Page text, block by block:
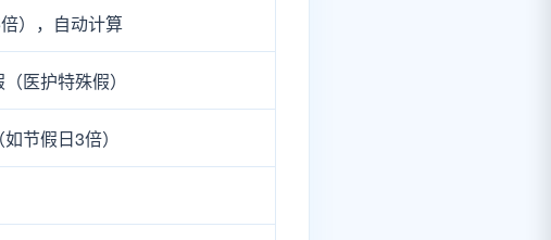
），自动计算
医护特殊假）
节假日3倍）